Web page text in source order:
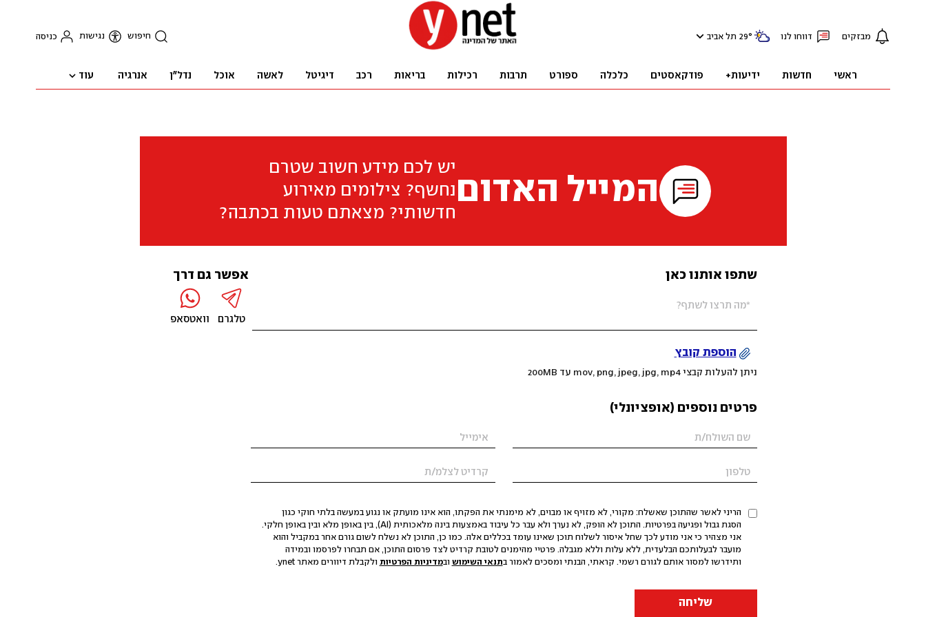
מבזקים דווחו לנו 29° תל אביב חיפוש נגישות כניסה
ראשי חדשות ידיעות+ פודקאסטים כלכלה ספורט תרבות רכילות בריאות רכב דיגיטל לאשה אוכל נדל"ן אנרגיה עוד
המייל האדום
יש לכם מידע חשוב שטרם
נחשף? צילומים מאירוע
חדשותי? מצאתם טעות בכתבה?
שתפו אותנו כאן
הוספת קובץ
ניתן להעלות קבצי mov, png, jpeg, jpg, mp4 עד 200MB
פרטים נוספים (אופציונלי)
הריני לאשר שהתוכן שאשלח: מקורי, לא מזויף או מבוים, לא מימנתי את הפקתו, הוא אינו מועתק או נגוע במעשה בלתי חוקי כגון
הסגת גבול ופגיעה בפרטיות. התוכן לא הופק, לא נערך ולא עבר כל עיבוד באמצעות בינה מלאכותית (AI), בין באופן מלא ובין באופן חלקי.
אני מצהיר כי אני מודע לכך שחל איסור לשלוח תוכן שאינו עומד בכללים אלה. כמו כן, התוכן לא נשלח לשום גורם אחר במקביל והוא
מועבר לבעלותכם הבלעדית, ללא עלות וללא מגבלה. פרטיי מהימנים לטובת קרדיט לצד פרסום התוכן, אם תבחרו לפרסמו ובמידה
ותידרשו למסור אותם לגורם רשמי. קראתי, הבנתי ומסכים לאמור בתנאי השימוש ובמדיניות הפרטיות ולקבלת דיוורים מאתר ynet.
שליחה
אפשר גם דרך
טלגרם וואטסאפ